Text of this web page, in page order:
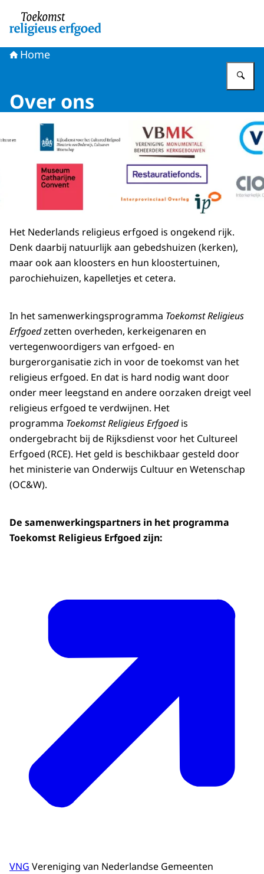
Home
Over ons
Beeld: © TRE
Het Nederlands religieus erfgoed is ongekend rijk.
Denk daarbij natuurlijk aan gebedshuizen (kerken),
maar ook aan kloosters en hun kloostertuinen,
parochiehuizen, kapelletjes et cetera.
In het samenwerkingsprogramma Toekomst Religieus
Erfgoedzetten overheden, kerkeigenaren en
vertegenwoordigers van erfgoed- en
burgerorganisatie zich in voor de toekomst van het
religieus erfgoed. En dat is hard nodig want door
onder meer leegstand en andere oorzaken dreigt veel
religieus erfgoed te verdwijnen. Het
programma Toekomst Religieus Erfgoedis
ondergebracht bij de Rijksdienst voor het Cultureel
Erfgoed (RCE). Het geld is beschikbaar gesteld door
het ministerie van Onderwijs Cultuur en Wetenschap
(OC&W).
De samenwerkingspartners in het programma
Toekomst Religieus Erfgoed zijn:
VNG Vereniging van Nederlandse Gemeenten